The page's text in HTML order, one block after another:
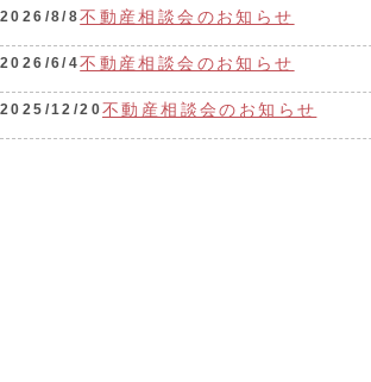
2026/8/8不動産相談会のお知らせ
2026/6/4不動産相談会のお知らせ
2025/12/20不動産相談会のお知らせ